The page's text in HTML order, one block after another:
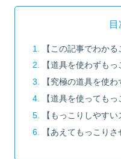
目
【この記事でわかる
【道具を使わずもっ
【究極の道具を使
【道具を使ってもっ
【もっこりしやすい
【あえてもっこり